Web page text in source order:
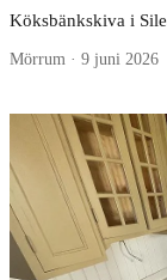
Köksbänkskiva i
Mörrum · 9 juni 2026